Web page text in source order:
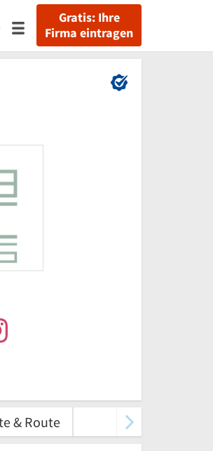
Gratis: Ihre
Firma eintragen
& Route